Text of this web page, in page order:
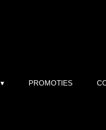
PROMOTIES